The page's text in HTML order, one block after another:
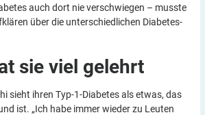
auch dort nie verschwiegen – musste
über die unterschiedlichen Diabetes-
sie viel gelehrt
sieht ihren Typ-1-Diabetes als etwas, das
ist. „Ich habe immer wieder zu Leuten